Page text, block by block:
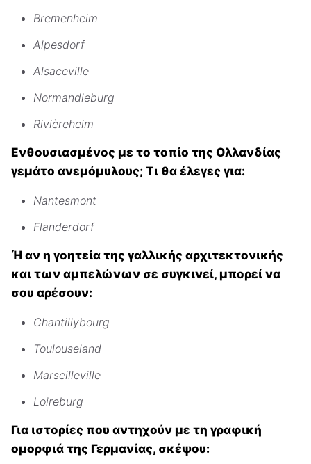
Bremenheim
Alpesdorf
Alsaceville
Normandieburg
Rivièreheim
Ενθουσιασμένος με το τοπίο της Ολλανδίας
γεμάτο ανεμόμυλους; Τι θα έλεγες για:
Nantesmont
Flanderdorf
Ή αν η γοητεία της γαλλικής αρχιτεκτονικής
και των αμπελώνων σε συγκινεί, μπορεί να
σου αρέσουν:
Chantillybourg
Toulouseland
Marseilleville
Loireburg
Για ιστορίες που αντηχούν με τη γραφική
ομορφιά της Γερμανίας, σκέψου: